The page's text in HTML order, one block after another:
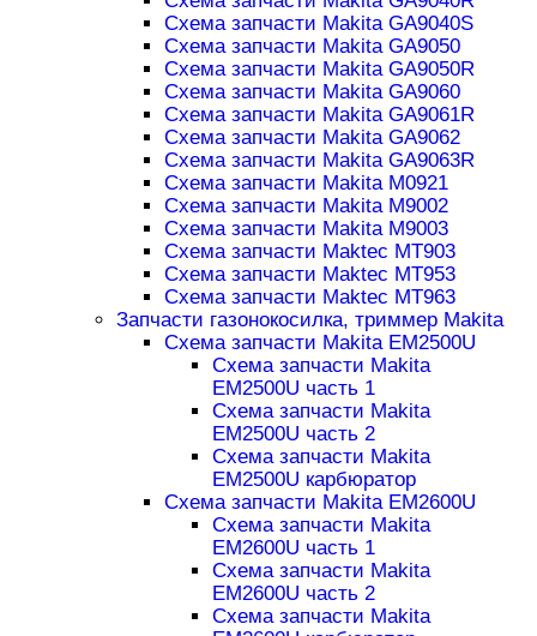
Схема запчасти Makita GA9040S
Схема запчасти Makita GA9050
Схема запчасти Makita GA9050R
Схема запчасти Makita GA9060
Схема запчасти Makita GA9061R
Схема запчасти Makita GA9062
Схема запчасти Makita GA9063R
Схема запчасти Makita M0921
Схема запчасти Makita M9002
Схема запчасти Makita M9003
Схема запчасти Maktec MT903
Схема запчасти Maktec MT953
Схема запчасти Maktec MT963
Запчасти газонокосилка, триммер Makita
Схема запчасти Makita EM2500U
Схема запчасти Makita
EM2500U часть 1
Схема запчасти Makita
EM2500U часть 2
Схема запчасти Makita
EM2500U карбюратор
Схема запчасти Makita EM2600U
Схема запчасти Makita
EM2600U часть 1
Схема запчасти Makita
EM2600U часть 2
Схема запчасти Makita